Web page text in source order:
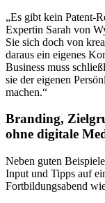
„Es gibt kein Patent-
Expertin Sarah von
Sie sich doch von
daraus ein eigenes
Business muss
sie der eigenen
machen.“
Branding,
ohne digitale
Neben guten
Input und Tipps auf
Fortbildungsabend